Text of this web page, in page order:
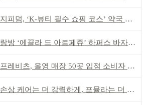
지피덤, ‘K-뷰티 필수 쇼핑 코스’ 약국 공략
랑방 ‘에끌라 드 아르페쥬’ 하퍼스 바자 화보 공개
프레비츠, 올영 매장 50곳 입점 소비자 접점 강화
손상 케어는 더 강력하게, 포뮬라는 더 산뜻하게!